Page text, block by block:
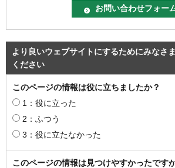
より良いウェブサイトにするためにみなさ
ください
このページの情報は役に立ちましたか？
1：役に立った
2：ふつう
3：役に立たなかった
このページの情報は見つけやすかったです